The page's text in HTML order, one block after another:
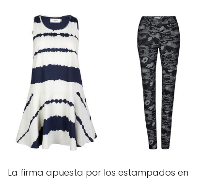
La firma apuesta por los estampados en